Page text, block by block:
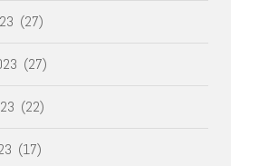
(27)
(27)
(22)
(17)